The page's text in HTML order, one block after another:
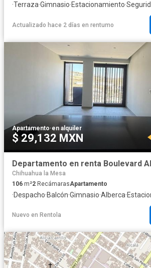
·Terraza·Gimnasio·Estacionamiento·
Actualizado hace 2 días en rentumo
Apartamento·en alquiler
$ 29,132 MXN
Chihuahua la Mesa
106 m²2 RecámarasApartamento
·Despacho·Balcón·Gimnasio·Alberca·
Nuevo en Rentola